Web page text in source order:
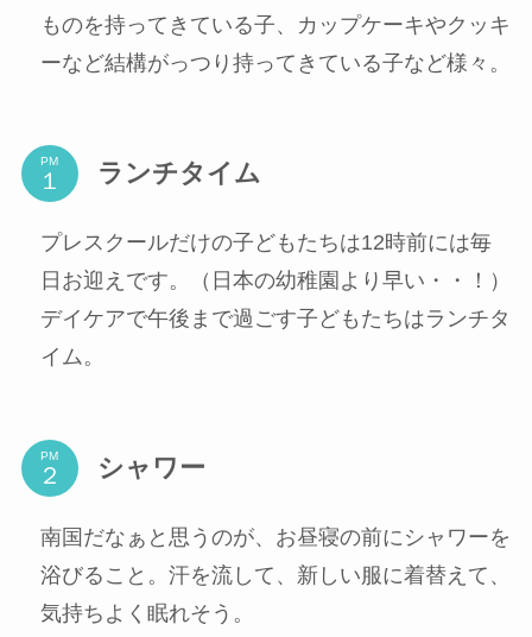
ものを持ってきている子、カップケーキやクッキ
ーなど結構がっつり持ってきている子など様々。
PM ランチタイム
プレスクールだけの子どもたちは12時前には毎
日お迎えです。（日本の幼稚園より早い・・！）
デイケアで午後まで過ごす子どもたちはランチタ
イム。
PM シャワー
南国だなぁと思うのが、お昼寝の前にシャワーを
浴びること。汗を流して、新しい服に着替えて、
気持ちよく眠れそう。